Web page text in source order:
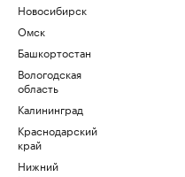
Новосибирск
Омск
Башкортостан
Вологодская
область
Калининград
Краснодарский
край
Нижний